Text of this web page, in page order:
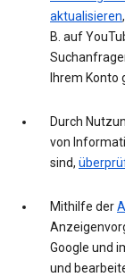
aktualisieren
B. auf
Ihrem
Durch
von
sind,
Mithilfe der
Google und
und